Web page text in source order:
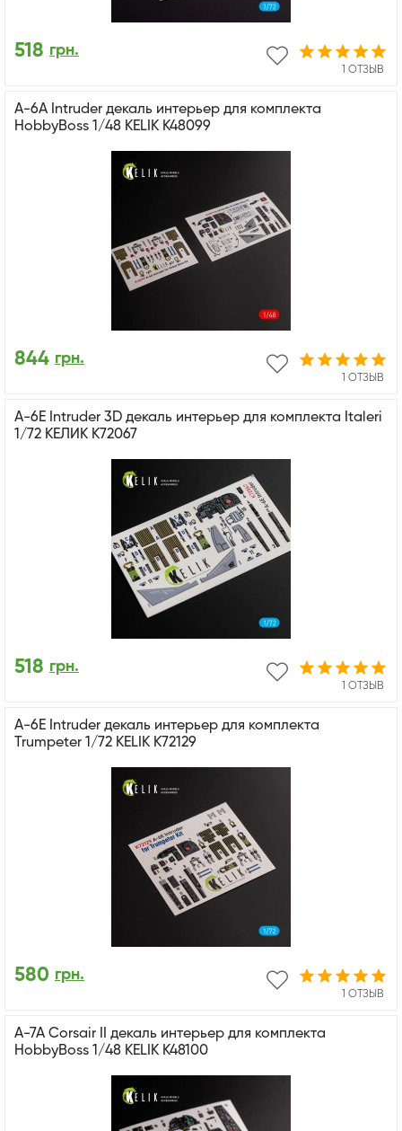
1 ОТЗЫВ
518 грн.
A-6A Intruder декаль интерьер для комплекта
HobbyBoss 1/48 KELIK K48099
1 ОТЗЫВ
844 грн.
A-6E Intruder 3D декаль интерьер для комплекта Italeri
1/72 КЕЛИК K72067
1 ОТЗЫВ
518 грн.
A-6E Intruder декаль интерьер для комплекта
Trumpeter 1/72 KELIK K72129
1 ОТЗЫВ
580 грн.
A-7A Corsair II декаль интерьер для комплекта
HobbyBoss 1/48 KELIK K48100